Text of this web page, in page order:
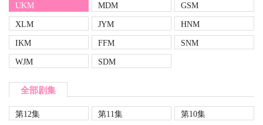
UKM MDM
GSM
XLM
JYM
HNM
IKM
FFM
SNM
WJM
SDM
全部剧集
第12集 第11集
第10集